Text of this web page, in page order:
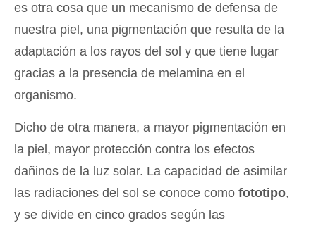
es otra cosa que un mecanismo de defensa de
nuestra piel, una pigmentación que resulta de la
adaptación a los rayos del sol y que tiene lugar
gracias a la presencia de melamina en el
organismo.
Dicho de otra manera, a mayor pigmentación en
la piel, mayor protección contra los efectos
dañinos de la luz solar. La capacidad de asimilar
las radiaciones del sol se conoce como fototipo,
y se divide en cinco grados según las